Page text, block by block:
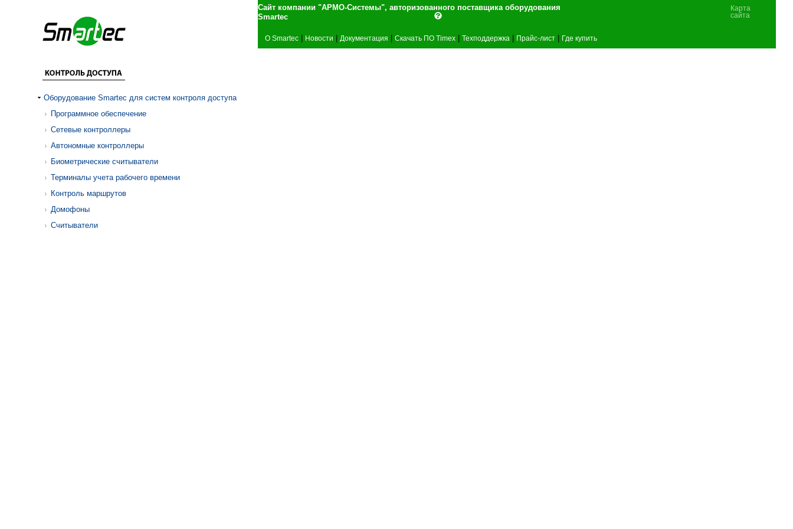
Сайт компании "АРМО-Системы", авторизованного поставщика оборудования
Smartec
Карта
сайта
О Smartec Новости Документация Скачать ПО Timex Техподдержка Прайс-лист Где купить
Оборудование Smartec для систем контроля доступа
Программное обеспечение
Сетевые контроллеры
Автономные контроллеры
Биометрические считыватели
Терминалы учета рабочего времени
Контроль маршрутов
Домофоны
Считыватели